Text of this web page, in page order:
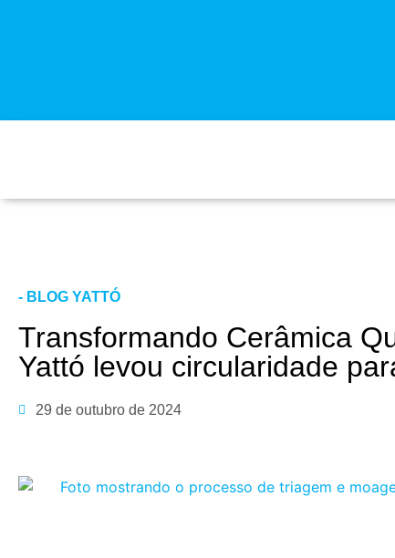
- BLOG YATTÓ
Transformando Cerâmica
Yattó levou circularidade
29 de outubro de 2024